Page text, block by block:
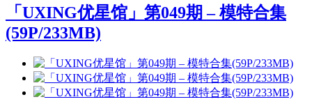
「UXING优星馆」第049期 – 模特合集
(59P/233MB)